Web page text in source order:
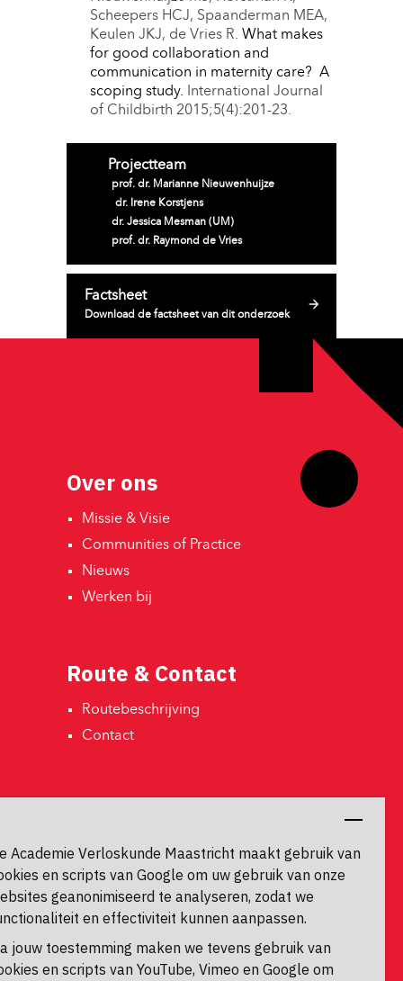
Academie Verloskunde Maastricht maakt gebruik van
en scripts van Google om uw gebruik van onze
geanonimiseerd te analyseren, zodat we
en effectiviteit kunnen aanpassen.
jouw toestemming maken we tevens gebruik van
en scripts van YouTube, Vimeo en Google om
Scheepers HCJ, Spaanderman MEA,
Keulen JKJ, de Vries R. What makes
for good collaboration and
communication in maternity care? A
scoping study. International Journal
of Childbirth 2015;5(4):201-23.
Projectteam
prof. dr. Marianne Nieuwenhuijze
dr. Irene Korstjens
dr. Jessica Mesman (UM)
prof. dr. Raymond de Vries
Factsheet
Download de factsheet van dit onderzoek
Over ons
Missie & Visie
Communities of Practice
Nieuws
Werken bij
Route & Contact
Routebeschrijving
Contact
Universiteitssingel 60
6229 ER, Maastricht